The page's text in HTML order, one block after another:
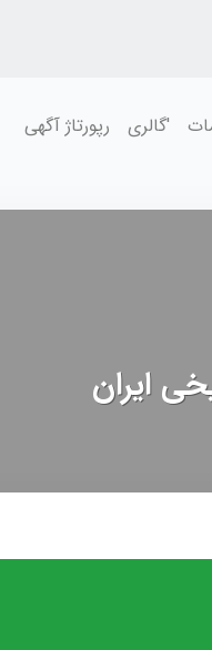
'گالری رپورتاژ آگهی
ایران